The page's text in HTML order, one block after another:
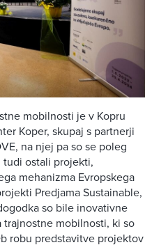
mobilnosti je v Kopru
Koper, skupaj s partnerji
na njej pa so se poleg
ostali projekti,
mehanizma Evropskega
Predjama Sustainable,
so bile inovativne
mobilnosti, ki so
robu predstavitve projektov